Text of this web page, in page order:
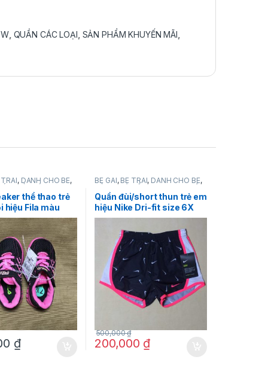
, QUẦN CÁC LOẠI SẢN PHẨM KHUYẾN MÃI
, DÀNH CHO BÉ,
GIÀY DÉP
thể thao trẻ
hiệu Fila màu
màu hồng size
hãng
₫
BÉ GÁI, BÉ TRAI, DÀNH CHO BÉ,
HÀNG MỚI VỀ
Nike Dri fit
QUẦN
CÁC LOẠI,QUẦN CÁC LOẠI
Quần đùi/short thun trẻ em
hiệu Nike Dri-fit size 6X
chính hãng hàng mỹ
200,000 ₫
500,000₫